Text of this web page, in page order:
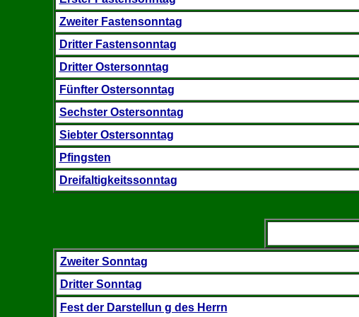
Zweiter Fastensonntag
Dritter Fastensonntag
Dritter Ostersonntag
Fünfter Ostersonntag
Sechster Ostersonntag
Siebter Ostersonntag
Pfingsten
Dreifaltigkeitssonntag
Zweiter Sonntag
Dritter Sonntag
Fest der Darstellun g des Herrn